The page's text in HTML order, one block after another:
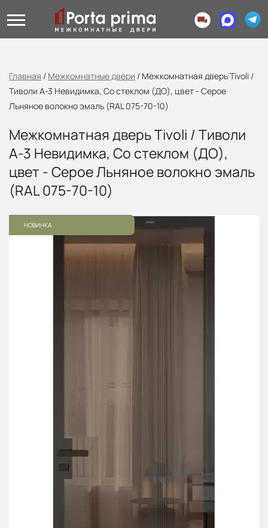
Главная / Межкомнатные двери / Межкомнатная дверь Tivoli /
Тиволи А-3 Невидимка, Со стеклом (ДО), цвет - Серое
Льняное волокно эмаль (RAL 075-70-10)
Межкомнатная дверь Tivoli / Тиволи
А-3 Невидимка, Со стеклом (ДО),
цвет - Серое Льняное волокно эмаль
(RAL 075-70-10)
НОВИНКА